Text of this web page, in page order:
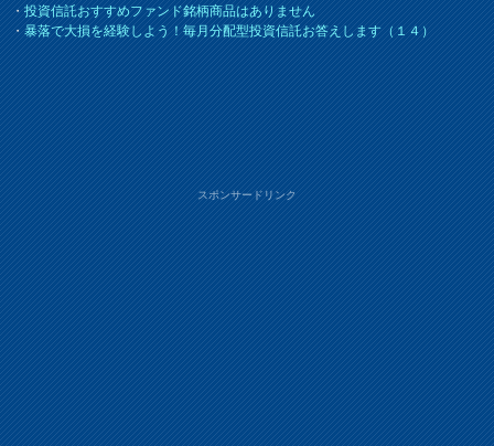
・投資信託おすすめファンド銘柄商品はありません
・暴落で大損を経験しよう！毎月分配型投資信託お答えします（１４）
スポンサードリンク